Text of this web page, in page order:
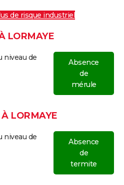
de risque industriel
LORMAYE
niveau de
Absence
de
mérule
LORMAYE
niveau de
Absence
de
termite